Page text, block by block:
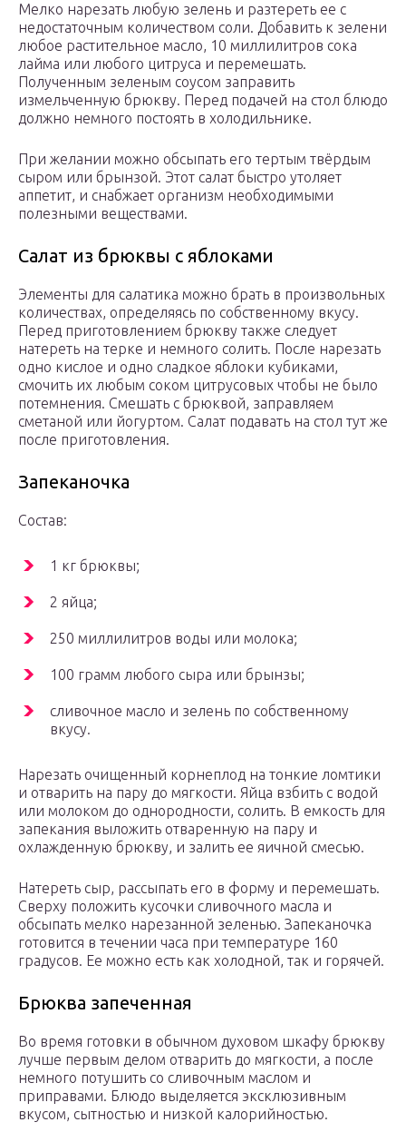
Мелко нарезать любую зелень и разтереть ее с
недостаточным количеством соли. Добавить к зелени
любое растительное масло, 10 миллилитров сока
лайма или любого цитруса и перемешать.
Полученным зеленым соусом заправить
измельченную брюкву. Перед подачей на стол блюдо
должно немного постоять в холодильнике.
При желании можно обсыпать его тертым твёрдым
сыром или брынзой. Этот салат быстро утоляет
аппетит, и снабжает организм необходимыми
полезными веществами.
Салат из брюквы с яблоками
Элементы для салатика можно брать в произвольных
количествах, определяясь по собственному вкусу.
Перед приготовлением брюкву также следует
натереть на терке и немного солить. После нарезать
одно кислое и одно сладкое яблоки кубиками,
смочить их любым соком цитрусовых чтобы не было
потемнения. Смешать с брюквой, заправляем
сметаной или йогуртом. Салат подавать на стол тут же
после приготовления.
Запеканочка
Состав:
1 кг брюквы;
2 яйца;
250 миллилитров воды или молока;
100 грамм любого сыра или брынзы;
сливочное масло и зелень по собственному
вкусу.
Нарезать очищенный корнеплод на тонкие ломтики
и отварить на пару до мягкости. Яйца взбить с водой
или молоком до однородности, солить. В емкость для
запекания выложить отваренную на пару и
охлажденную брюкву, и залить ее яичной смесью.
Натереть сыр, рассыпать его в форму и перемешать.
Сверху положить кусочки сливочного масла и
обсыпать мелко нарезанной зеленью. Запеканочка
готовится в течении часа при температуре 160
градусов. Ее можно есть как холодной, так и горячей.
Брюква запеченная
Во время готовки в обычном духовом шкафу брюкву
лучше первым делом отварить до мягкости, а после
немного потушить со сливочным маслом и
приправами. Блюдо выделяется эксклюзивным
вкусом, сытностью и низкой калорийностью.